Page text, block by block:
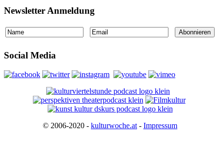
Newsletter Anmeldung
Social Media
© 2006-2020 - kulturwoche.at - Impressum